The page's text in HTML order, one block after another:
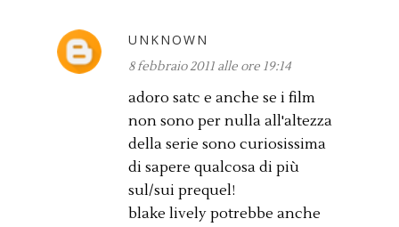
UNKNOWN
8 febbraio 2011 alle ore 19:14
adoro satc e anche se i film
non sono per nulla all'altezza
della serie sono curiosissima
di sapere qualcosa di più
sul/sui prequel!
blake lively potrebbe anche